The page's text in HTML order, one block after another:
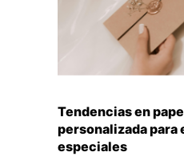
Tendencias en
personalizada para
especiales